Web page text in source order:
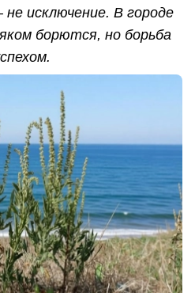
исключение. В городе
борются, но борьба